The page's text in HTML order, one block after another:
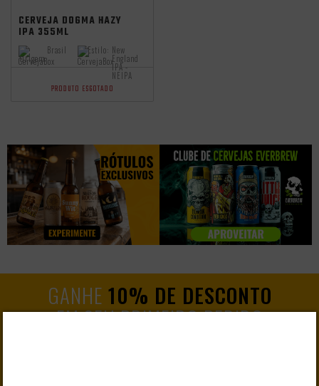
CERVEJA DOGMA HAZY
IPA 355ML
Origem:
Brasil Estilo: New
England
IPA -
NEIPA
PRODUTO ESGOTADO
GANHE 10% DE DESCONTO
EM SEU PRIMEIRO PEDIDO